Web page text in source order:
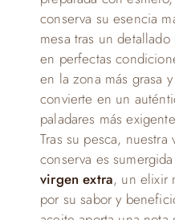
conserva su esencia
mesa tras un
en perfectas
en la zona más grasa
convierte en un
paladares más
Tras su pesca,
conserva es
virgen extra, un elixir
por su sabor y